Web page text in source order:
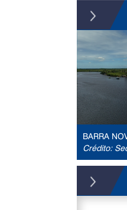
BARRA
Crédito: